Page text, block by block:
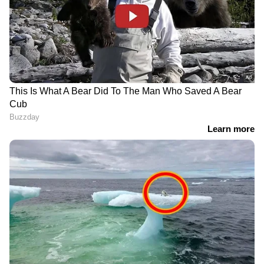
ലക്ഷത്തിന്റെ നഷ്ടം; പദ്ധതികളില്‍ വന്‍
ക്രമക്കേടെന്ന് കണ്ടെത്തൽ
RECOMMENDED STORIES
10, 20 രൂപ കള്ളനോട്ടുകൾ
വ്യാപകം; പോളിമർ
പതിറ്റാണ്ടുകളുടെ
കാത്തിരിപ്പിന് വിരാമമിട്ട്